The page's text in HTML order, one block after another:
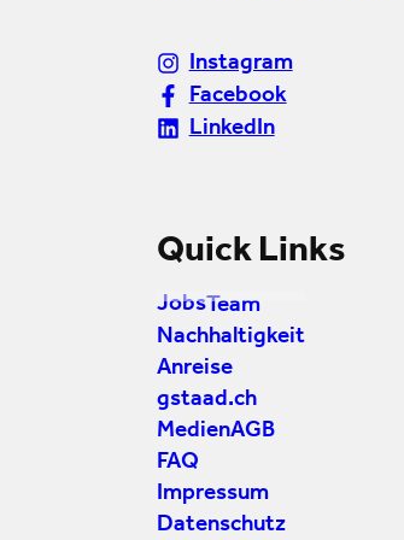
Instagram
Facebook
LinkedIn
Quick Links
Jobs Team
Nachhaltigkeit
Anreise
gstaad.ch
MedienAGB
FAQ
Impressum
Datenschutz